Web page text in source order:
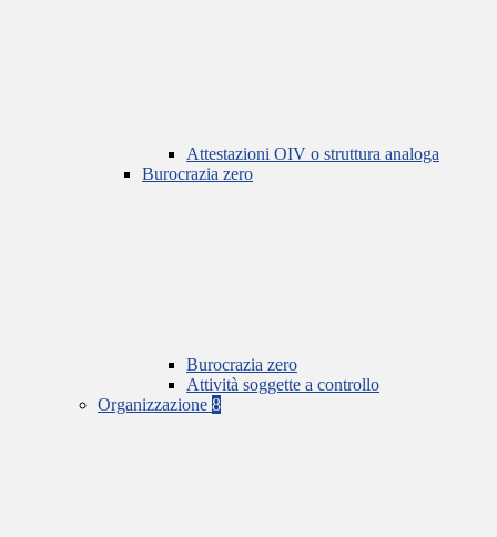
Attestazioni OIV o struttura analoga
Burocrazia zero
Burocrazia zero
Attività soggette a controllo
Organizzazione 8